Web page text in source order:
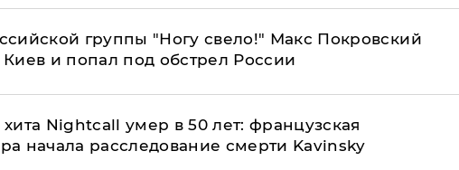
группы "Ногу свело!" Макс Покровский
Киев и попал под обстрел России
хита Nightcall умер в 50 лет: французская
начала расследование смерти Kavinsky